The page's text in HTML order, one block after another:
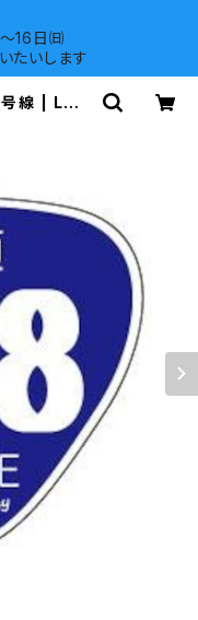
16日㈰
たいします
線 | LOV